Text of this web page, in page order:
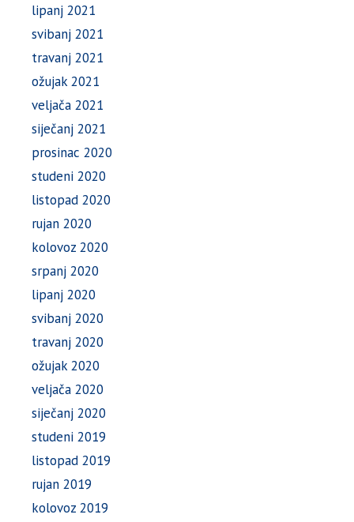
lipanj 2021
svibanj 2021
travanj 2021
ožujak 2021
veljača 2021
siječanj 2021
prosinac 2020
studeni 2020
listopad 2020
rujan 2020
kolovoz 2020
srpanj 2020
lipanj 2020
svibanj 2020
travanj 2020
ožujak 2020
veljača 2020
siječanj 2020
studeni 2019
listopad 2019
rujan 2019
kolovoz 2019